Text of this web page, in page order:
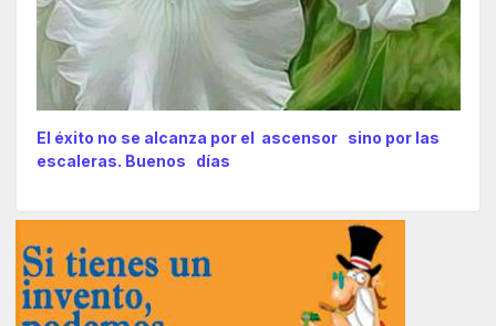
El éxito no se alcanza por el ascensor sino por las
escaleras. Buenos días